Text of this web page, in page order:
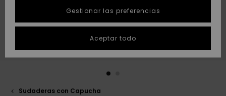
Inicia una
conversación
más rápida a
Sudaderas con Capucha
Gestionar las preferencias
Aceptar todo